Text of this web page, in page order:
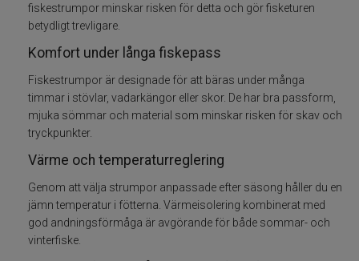
Flytplagg
Glasögon
Handskar
Jackor+byxor
Mössor
fiskestrumpor minskar risken för detta och gör fisketuren
betydligt trevligare.
Komfort under långa fiskepass
Fiskestrumpor är designade för att bäras under många
timmar i stövlar, vadarkängor eller skor. De har bra passform,
mjuka sömmar och material som minskar risken för skav och
tryckpunkter.
Värme och temperaturreglering
Genom att välja strumpor anpassade efter säsong håller du en
jämn temperatur i fötterna. Värmeisolering kombinerat med
god andningsförmåga är avgörande för både sommar- och
vinterfiske.